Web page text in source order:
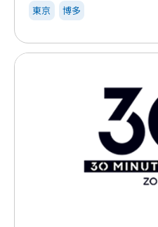
東京 博多